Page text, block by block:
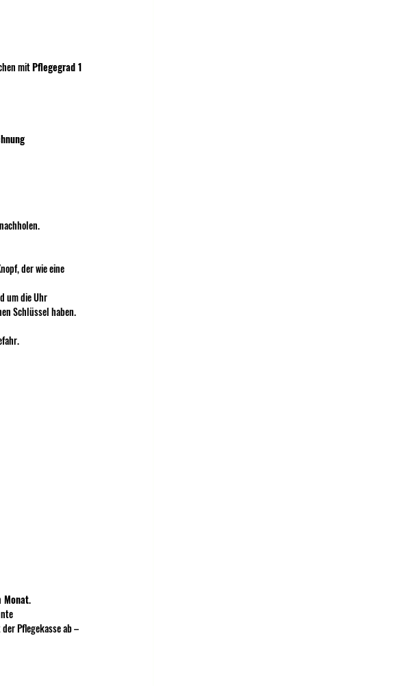
mit Pflegegrad 1
nachholen.
der wie eine
um die Uhr
Schlüssel haben.
Monat.
Pflegekasse ab –